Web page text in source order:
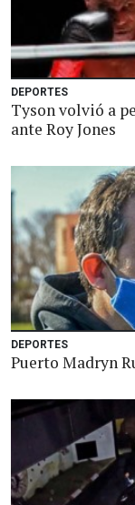
DEPORTES
Tyson volvió a
ante Roy Jones
DEPORTES
Puerto Madryn